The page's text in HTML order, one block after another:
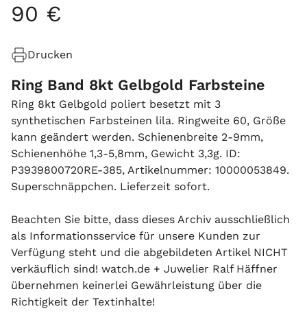
90 €
Drucken
Ring Band 8kt Gelbgold Farbsteine
Ring 8kt Gelbgold poliert besetzt mit 3
synthetischen Farbsteinen lila. Ringweite 60, Größe
kann geändert werden. Schienenbreite 2-9mm,
Schienenhöhe 1,3-5,8mm, Gewicht 3,3g. ID:
P3939800720RE-385, Artikelnummer: 10000053849.
Superschnäppchen. Lieferzeit sofort.
Beachten Sie bitte, dass dieses Archiv ausschließlich
als Informationsservice für unsere Kunden zur
Verfügung steht und die abgebildeten Artikel NICHT
verkäuflich sind! watch.de + Juwelier Ralf Häffner
übernehmen keinerlei Gewährleistung über die
Richtigkeit der Textinhalte!